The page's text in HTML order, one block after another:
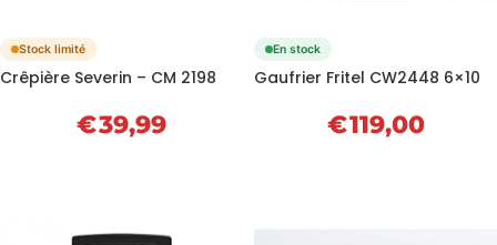
Stock limité
Crêpière Severin – CM 2198
€39,99
En stock
Gaufrier Fritel CW2448 6×10
€119,00